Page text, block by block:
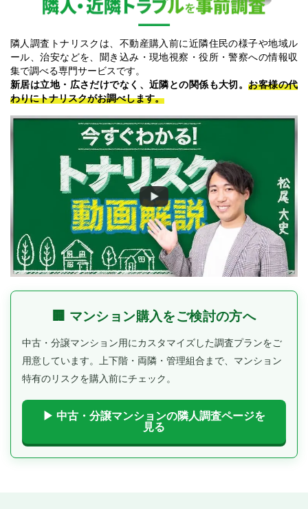
隣人調査トナリスクは、不動産購入前に近隣住民の様子や地域ル
ール、治安などを、聞き込み・現地視察・役所・警察への情報収
集で調べる専門サービスです。
新居は立地・広さだけでなく、近隣との関係も大切。お客様の代
わりにトナリスクがお調べします。
🏢 マンション購入をご検討の方へ
中古・分譲マンション用にカスタマイズした調査プランをご
用意しています。 上下階・両隣・管理組合まで、マンション
特有のリスクを購入前にチェック。
▶ 中古・分譲マンションの隣人調査ページを
見る